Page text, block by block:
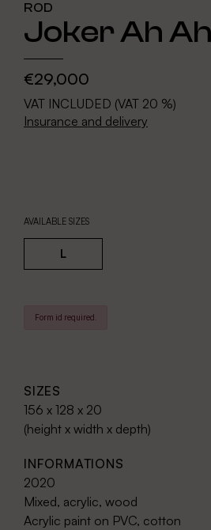
ROD
Joker Ah
€29,000
VAT INCLUDED (VAT 20 %)
Insurance and delivery
AVAILABLE SIZES
L
Form id required.
SIZES
156 x 128 x 20
(height x width x depth)
INFORMATIONS
2020
Mixed, acrylic, wood
Acrylic paint on PVC, cotton